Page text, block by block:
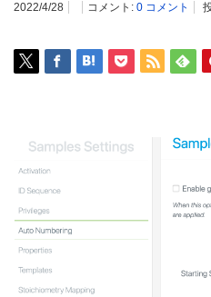
2022/4/28 コメント: 0 コメント